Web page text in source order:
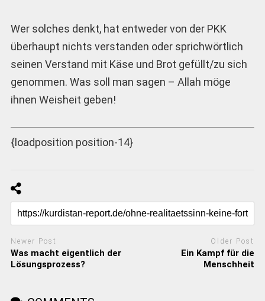
Wer solches denkt, hat entweder von der PKK
überhaupt nichts verstanden oder sprichwörtlich
seinen Verstand mit Käse und Brot gefüllt/zu sich
genommen. Was soll man sagen – Allah möge
ihnen Weisheit geben!
{loadposition position-14}
Newer Post
Was macht eigentlich der
Lösungsprozess?
Older Post
Ein Kampf für die
Menschheit